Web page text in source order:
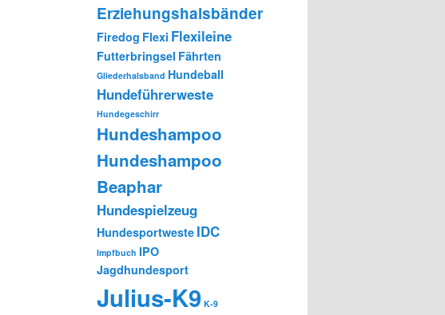
Erziehungshalsbänder
Firedog Flexi Flexileine
Futterbringsel Fährten
Gliederhalsband Hundeball
Hundeführerweste
Hundegeschirr
Hundeshampoo
Hundeshampoo
Beaphar
Hundespielzeug
Hundesportweste IDC
Impfbuch IPO
Jagdhundesport
Julius-K9 K-9